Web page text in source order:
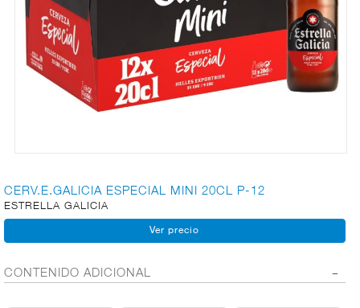
CONGELADOS
AL
CERV.E.GALICIA ESPECIAL MINI 20CL P-12
ESTRELLA GALICIA
CONTENIDO ADICIONAL